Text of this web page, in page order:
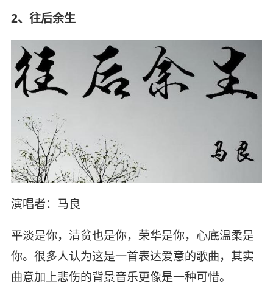
2、往后余生
演唱者：马良
平淡是你，清贫也是你，荣华是你，心底温柔是
你。很多人认为这是一首表达爱意的歌曲，其实
曲意加上悲伤的背景音乐更像是一种可惜。